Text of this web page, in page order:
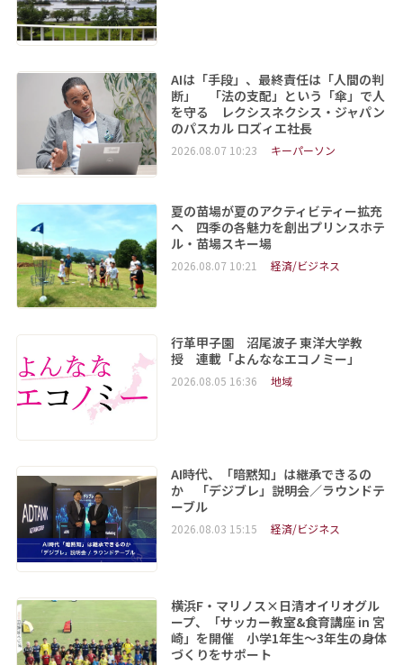
AIは「手段」、最終責任は「人間の判
断」 「法の支配」という「傘」で人
を守る レクシスネクシス・ジャパン
のパスカル ロズィエ社長
2026.08.07 10:23 キーパーソン
夏の苗場が夏のアクティビティー拡充
へ 四季の各魅力を創出プリンスホテ
ル・苗場スキー場
2026.08.07 10:21 経済/ビジネス
行革甲子園 沼尾波子 東洋大学教
授 連載「よんななエコノミー」
2026.08.05 16:36 地域
AI時代、「暗黙知」は継承できるの
か 「デジブレ」説明会／ラウンドテ
ーブル
2026.08.03 15:15 経済/ビジネス
横浜F・マリノス×日清オイリオグル
ープ、「サッカー教室&食育講座 in 宮
崎」を開催 小学1年生～3年生の身体
づくりをサポート